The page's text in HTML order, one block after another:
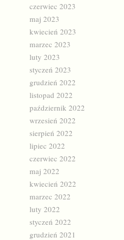
czerwiec 2023
maj 2023
kwiecień 2023
marzec 2023
luty 2023
styczeń 2023
grudzień 2022
listopad 2022
październik 2022
wrzesień 2022
sierpień 2022
lipiec 2022
czerwiec 2022
maj 2022
kwiecień 2022
marzec 2022
luty 2022
styczeń 2022
grudzień 2021